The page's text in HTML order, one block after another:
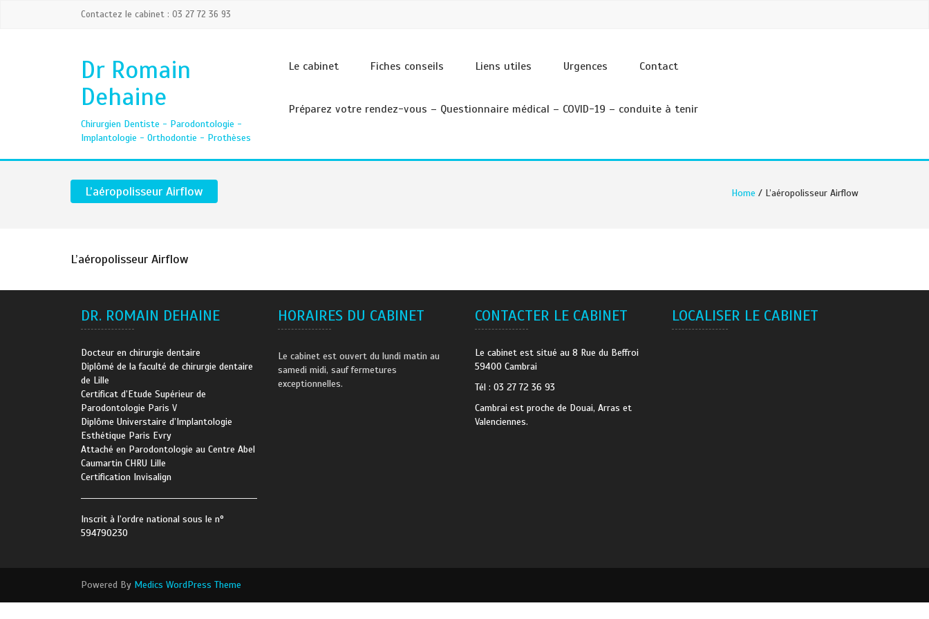
Contactez le cabinet : 03 27 72 36 93
Dr Romain
Dehaine
Chirurgien Dentiste - Parodontologie -
Implantologie - Orthodontie - Prothèses
Le cabinet Fiches conseils Liens utiles Urgences Contact
Préparez votre rendez-vous – Questionnaire médical – COVID-19 – conduite à tenir
L’aéropolisseur Airflow Home / L’aéropolisseur Airflow
L’aéropolisseur Airflow
DR. ROMAIN DEHAINE
Docteur en chirurgie dentaire
Diplômé de la faculté de chirurgie dentaire
de Lille
Certificat d’Etude Supérieur de
Parodontologie Paris V
Diplôme Universtaire d’Implantologie
Esthétique Paris Evry
Attaché en Parodontologie au Centre Abel
Caumartin CHRU Lille
Certification Invisalign
Inscrit à l’ordre national sous le n°
594790230
HORAIRES DU CABINET
Le cabinet est ouvert du lundi matin au
samedi midi, sauf fermetures
exceptionnelles.
CONTACTER LE CABINET
Le cabinet est situé au 8 Rue du Beffroi
59400 Cambrai
Tél : 03 27 72 36 93
Cambrai est proche de Douai, Arras et
Valenciennes.
LOCALISER LE CABINET
Powered By Medics WordPress Theme